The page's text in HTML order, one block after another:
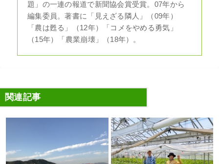
題」の一連の報道で新聞協会賞受賞。07年から
編集委員。著書に「見えざる隣人」（09年）
「農は甦る」（12年）「コメをやめる勇気」
（15年）「農業崩壊」（18年）。
関連記事